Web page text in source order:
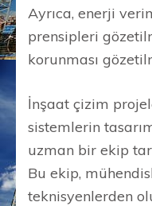
Ayrıca, enerji
prensipleri
korunması
İnşaat çizim
sistemlerin
uzman bir ekip
Bu ekip,
teknisyenlerden